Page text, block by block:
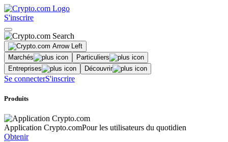
S'inscrire
Marchés
Particuliers
Entreprises
Découvrir
Se connecterS'inscrire
Produits
Application Crypto.comPour les utilisateurs du quotidien
Obtenir